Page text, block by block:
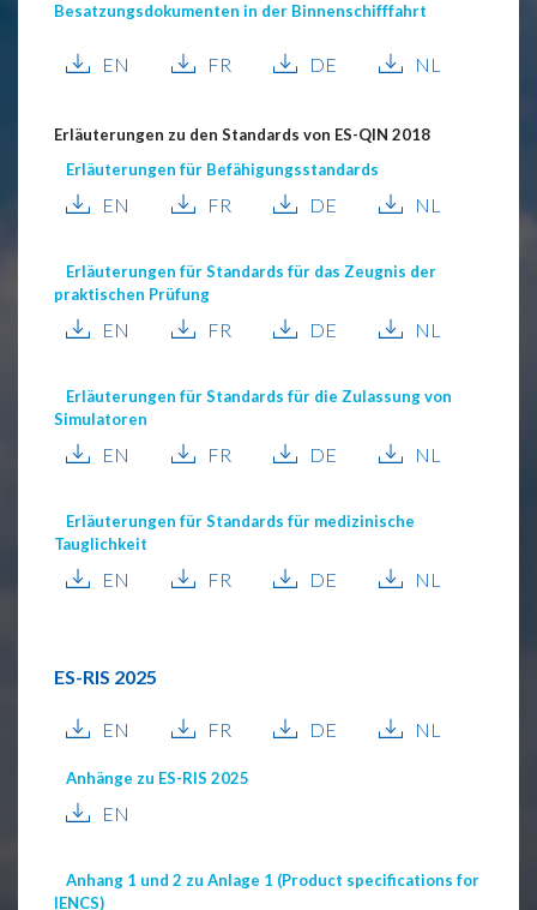
Besatzungsdokumenten in der Binnenschifffahrt
EN FR DE NL
Erläuterungen zu den Standards von ES-QIN 2018
Erläuterungen für Befähigungsstandards
EN FR DE NL
Erläuterungen für Standards für das Zeugnis der
praktischen Prüfung
EN FR DE NL
Erläuterungen für Standards für die Zulassung von
Simulatoren
EN FR DE NL
Erläuterungen für Standards für medizinische
Tauglichkeit
EN FR DE NL
ES-RIS 2025
EN FR DE NL
Anhänge zu ES-RIS 2025
EN
Anhang 1 und 2 zu Anlage 1 (Product specifications for
IENCS)